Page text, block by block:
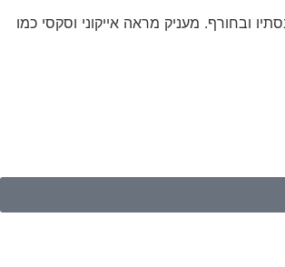
ובחורף. מעניק מראה אייקוני וסקסי כמו